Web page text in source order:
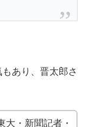
あり、晋太郎さ
大・新聞記者・